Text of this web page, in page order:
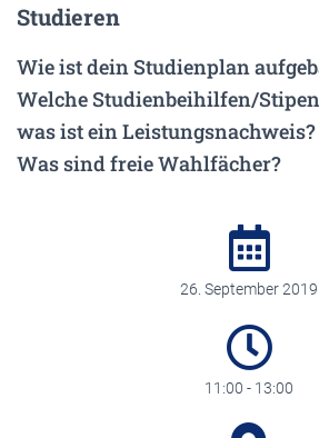
Studieren
Wie ist dein Studienplan
Welche Studienbeihilfen/
was ist ein Leistungsnachweis?
Was sind freie Wahlfächer?
26. September 2019
11:00 - 13:00